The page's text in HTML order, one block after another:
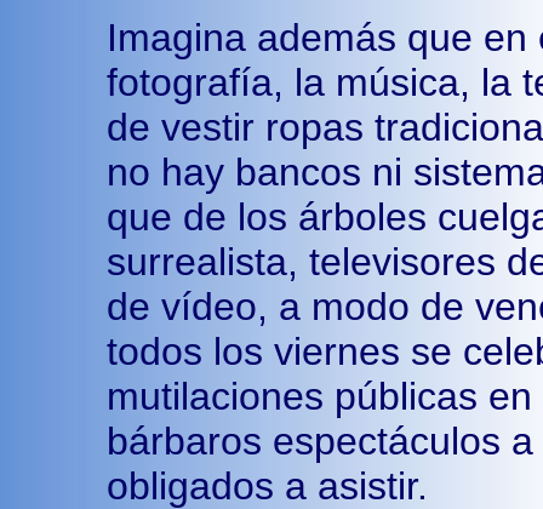
Imagina además que
fotografía, la música, la
de vestir ropas
no hay bancos ni
que de los árboles
surrealista, televisores
de vídeo, a modo de
todos los viernes se
mutilaciones públicas
bárbaros espectáculos
obligados a asistir.